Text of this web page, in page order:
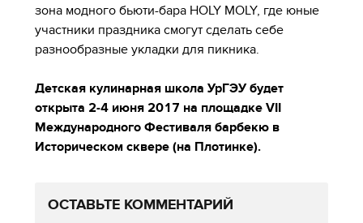
зона модного бьюти-бара HOLY MOLY, где юные
участники праздника смогут сделать себе
разнообразные укладки для пикника.
Детская кулинарная школа УрГЭУ будет
открыта 2-4 июня 2017 на площадке VII
Международного Фестиваля барбекю в
Историческом сквере (на Плотинке).
ОСТАВЬТЕ КОММЕНТАРИЙ